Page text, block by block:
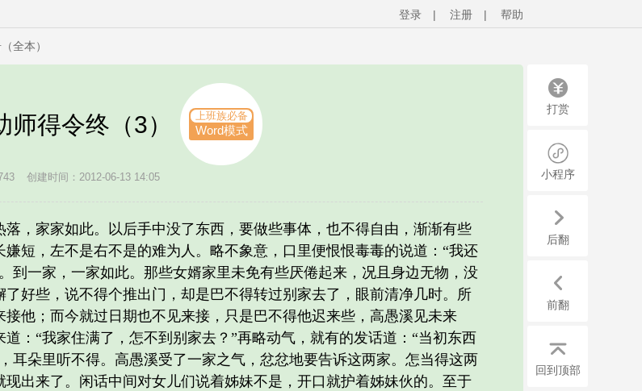
登录 | 注册 | 帮助
全本）
得令终（3） 上班族必备
Word模式
创建时间：2012-06-13 14:05
家家如此。以后手中没了东西，要做些事体，也不得自由，渐渐有些
短，左不是右不是的难为人。略不象意，口里便恨恨毒毒的说道：“我还
到一家，一家如此。那些女婿家里未免有些厌倦起来，况且身边无物，没
好些，说不得个推出门，却是巴不得转过别家去了，眼前清净几时。所
他；而今就过日期也不见来接，只是巴不得他迟来些，高愚溪见未来
：“我家住满了，怎不到别家去？”再略动气，就有的发话道：“当初东西
耳朵里听不得。高愚溪受了一家之气，忿忿地要告诉这两家。怎当得这两
出来了。闲话中间对女儿们说着姊妹不是，开口就护着姊妹伙的。至于
打赏
小程序
后翻
前翻
回到顶部